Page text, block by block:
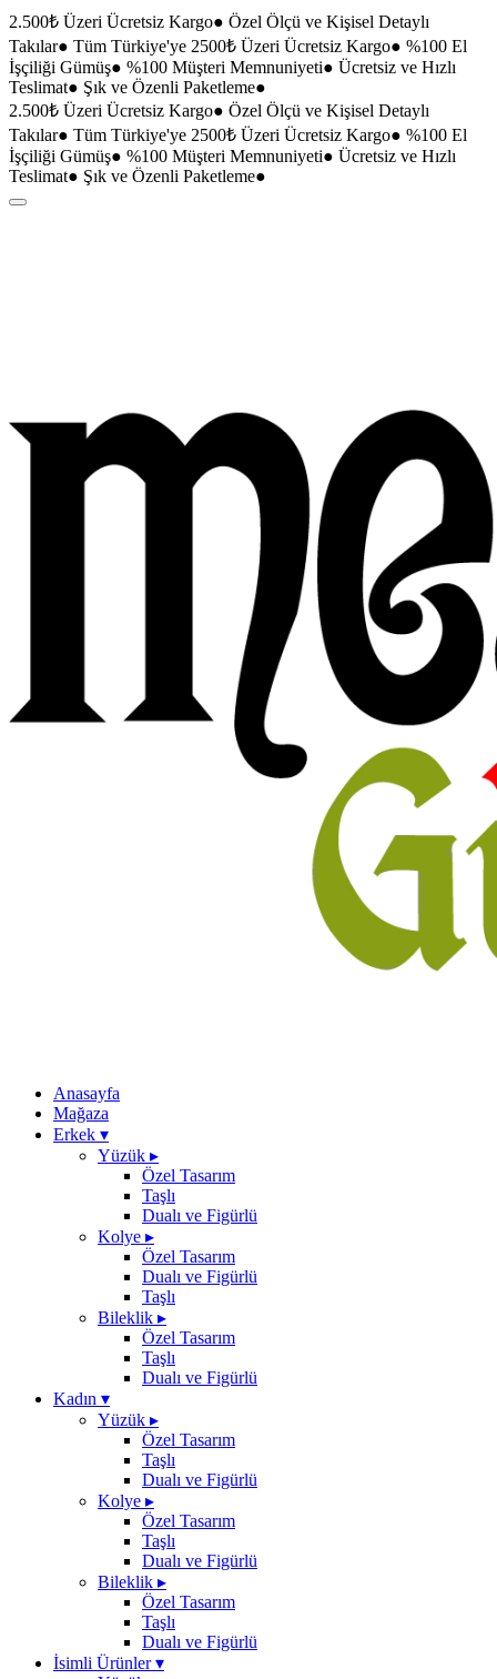
2.500₺ Üzeri Ücretsiz Kargo● Özel Ölçü ve Kişisel Detaylı
Takılar● Tüm Türkiye'ye 2500₺ Üzeri Ücretsiz Kargo● %100 El
İşçiliği Gümüş● %100 Müşteri Memnuniyeti● Ücretsiz ve Hızlı
Teslimat● Şık ve Özenli Paketleme●
2.500₺ Üzeri Ücretsiz Kargo● Özel Ölçü ve Kişisel Detaylı
Takılar● Tüm Türkiye'ye 2500₺ Üzeri Ücretsiz Kargo● %100 El
İşçiliği Gümüş● %100 Müşteri Memnuniyeti● Ücretsiz ve Hızlı
Teslimat● Şık ve Özenli Paketleme●
Anasayfa
Mağaza
Erkek ▾
Yüzük ▸
Özel Tasarım
Taşlı
Dualı ve Figürlü
Kolye ▸
Özel Tasarım
Dualı ve Figürlü
Taşlı
Bileklik ▸
Özel Tasarım
Taşlı
Dualı ve Figürlü
Kadın ▾
Yüzük ▸
Özel Tasarım
Taşlı
Dualı ve Figürlü
Kolye ▸
Özel Tasarım
Taşlı
Dualı ve Figürlü
Bileklik ▸
Özel Tasarım
Taşlı
Dualı ve Figürlü
İsimli Ürünler▾